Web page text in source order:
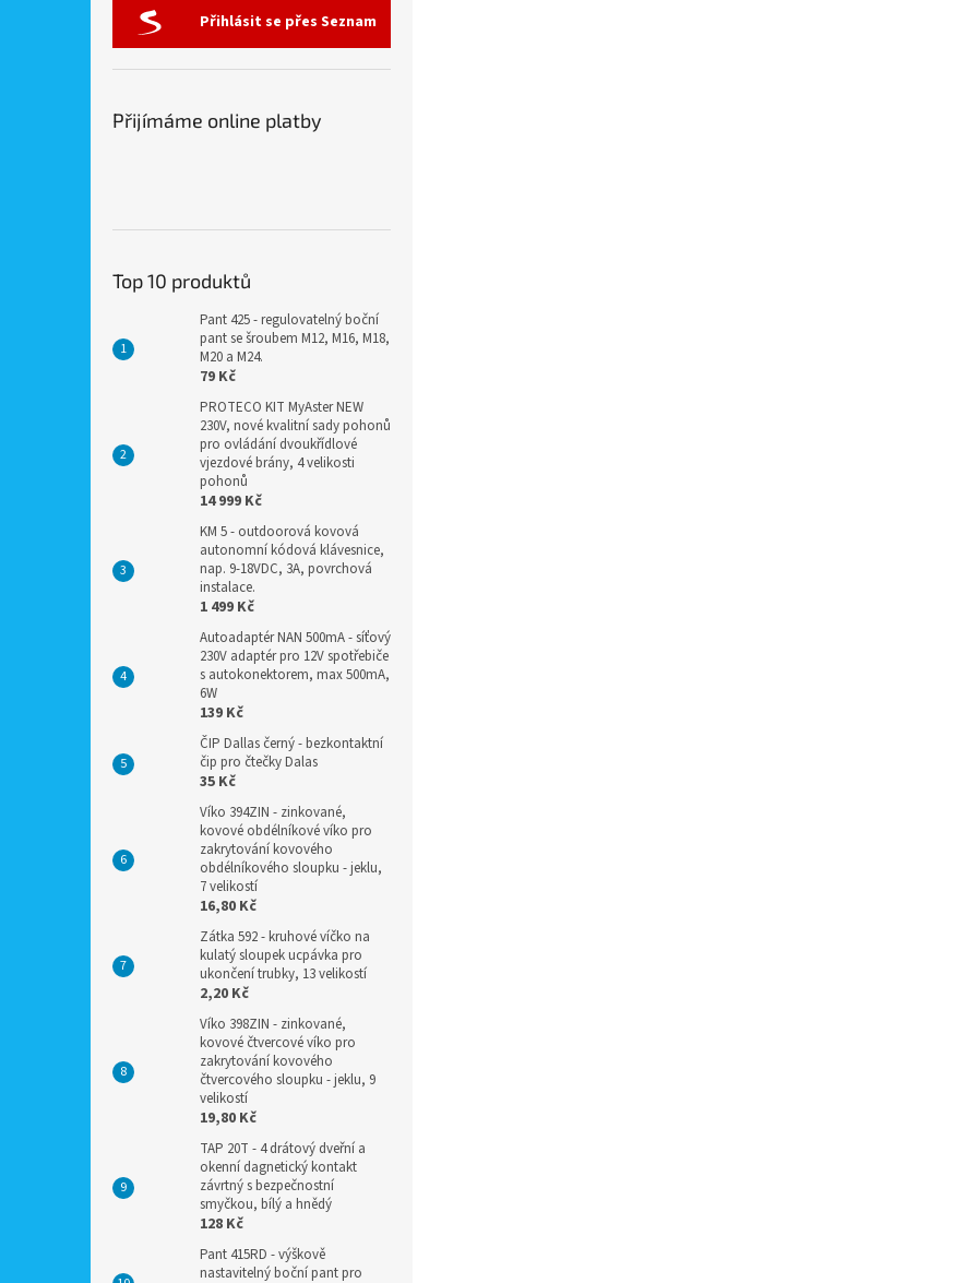
Přihlásit se přes Seznam
Přijímáme online platby
Top 10 produktů
Pant 425 - regulovatelný boční
pant se šroubem M12, M16, M18,
M20 a M24.
79 Kč
PROTECO KIT MyAster NEW
230V, nové kvalitní sady pohonů
pro ovládání dvoukřídlové
vjezdové brány, 4 velikosti
pohonů
14 999 Kč
KM 5 - outdoorová kovová
autonomní kódová klávesnice,
nap. 9-18VDC, 3A, povrchová
instalace.
1 499 Kč
Autoadaptér NAN 500mA - síťový
230V adaptér pro 12V spotřebiče
s autokonektorem, max 500mA,
6W
139 Kč
ČIP Dallas černý - bezkontaktní
čip pro čtečky Dalas
35 Kč
Víko 394ZIN - zinkované,
kovové obdélníkové víko pro
zakrytování kovového
obdélníkového sloupku - jeklu,
7 velikostí
16,80 Kč
Zátka 592 - kruhové víčko na
kulatý sloupek ucpávka pro
ukončení trubky, 13 velikostí
2,20 Kč
Víko 398ZIN - zinkované,
kovové čtvercové víko pro
zakrytování kovového
čtvercového sloupku - jeklu, 9
velikostí
19,80 Kč
TAP 20T - 4 drátový dveřní a
okenní dagnetický kontakt
závrtný s bezpečnostní
smyčkou, bílý a hnědý
128 Kč
Pant 415RD - výškově
nastavitelný boční pant pro